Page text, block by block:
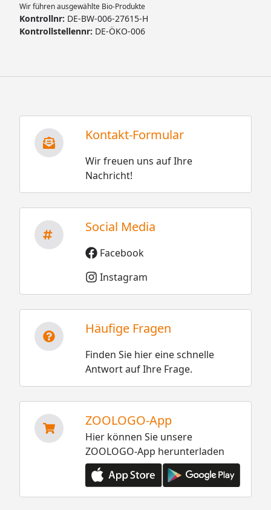
Wir führen ausgewählte Bio-Produkte
Kontrollnr: DE-BW-006-27615-H
Kontrollstellennr: DE-ÖKO-006
Kontakt-Formular
Wir freuen uns auf Ihre
Nachricht!
Social Media
Facebook
Instagram
Häufige Fragen
Finden Sie hier eine schnelle
Antwort auf Ihre Frage.
ZOOLOGO-App
Hier können Sie unsere
ZOOLOGO-App herunterladen